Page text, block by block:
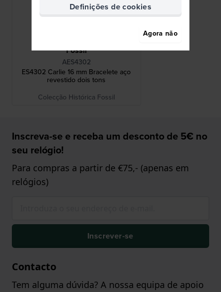
Fossil
AES4302
ES4302 Carlie 16 mm Bracelete aço
revestido dois tons
Colecção Histórica Fossil
Inscreva-se e receba um desconto de 5€ no
seu relógio!
Para compras a partir de €75,- (apenas em
relógios)
Inscrever-se
Contacto
Tem alguma dúvida? A nossa equipa de apoio
Definições de cookies
Agora não